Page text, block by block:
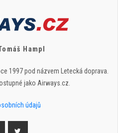
Hampl
1997 pod názvem Letecká doprava.
jako Airways.cz.
údajů